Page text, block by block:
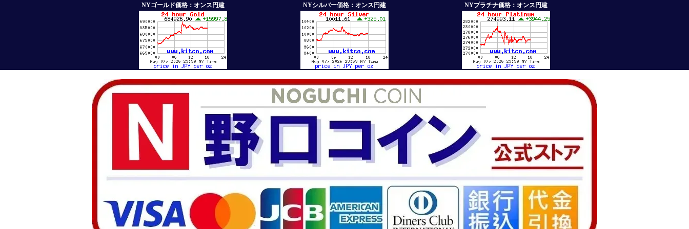
NYゴールド価格：オンス円建 NYシルバー価格：オンス円建 NYプラチナ価格：オンス円建